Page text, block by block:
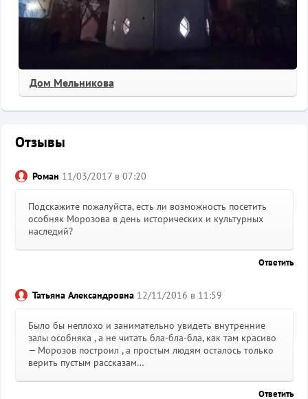
Дом Мельникова
Отзывы
Роман 11/03/2017 в 07:20
Подскажите пожалуйста, есть ли возможность посетить
особняк Морозова в день исторических и культурных
наследий?
Ответить
Татьяна Александровна12/11/2016 в 11:59
Было бы неплохо и занимательно увидеть внутренние
залы особняка , а не читать бла-бла-бла, как там красиво
— Морозов построил , а простым людям осталось только
верить пустым рассказам…
Ответить